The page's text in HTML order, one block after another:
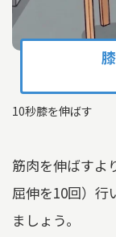
10秒膝を伸ばす
筋肉を伸ばすよ
屈伸を10回）行
ましょう。